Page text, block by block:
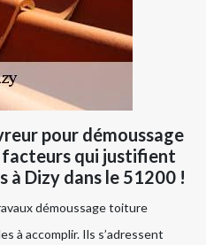
pour démoussage
qui justifient
à Dizy dans le 51200 !
démoussage toiture
à accomplir. Ils s’adressent